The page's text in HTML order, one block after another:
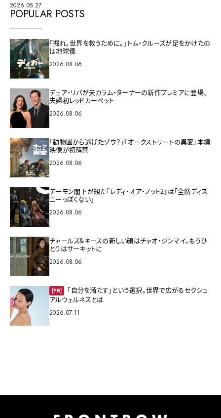
2026.05.27
POPULAR POSTS
「掘れ。世界を救うために。」トム・クルーズが足をかけたの
は地球儀
2026.08.06
デュア・リパが夫カラム・ターナーの新作プレミアに登場、
夫婦初レッドカーペット
2026.08.06
「動物園から逃げたゾウ？」『オークストリートの異変』本編
映像が初解禁
2026.08.06
デーモン閣下が観た『レディ・オア・ノット2』は「全然ディズ
ニーっぽくない」
2026.08.06
チャールズ&キースの新しい顔はチャオ・ジンマイ。もうひ
とりはサーキットに
2026.08.06
[PR]
「自分を満たす」という選択。世界で広がるセクシュ
アルウェルネスとは
2026.07.11